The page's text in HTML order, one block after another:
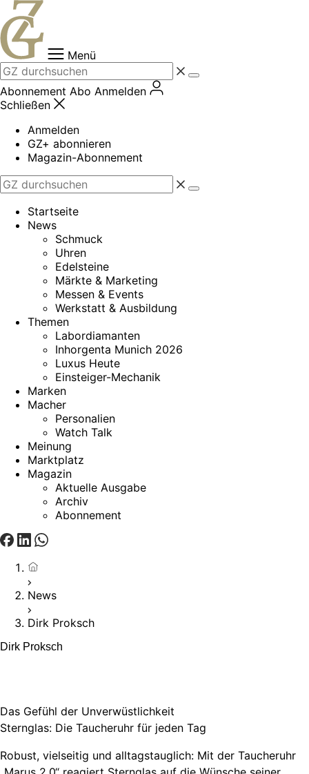
Zum
Inhalt
springen
Menü
Abonnement Abo Anmelden
Schließen
Anmelden
GZ+ abonnieren
Magazin-Abonnement
Startseite
News
Schmuck
Uhren
Edelsteine
Märkte & Marketing
Messen & Events
Werkstatt & Ausbildung
Themen
Labordiamanten
Inhorgenta Munich 2026
Luxus Heute
Einsteiger-Mechanik
Marken
Macher
Personalien
Watch Talk
Meinung
Marktplatz
Magazin
Aktuelle Ausgabe
Archiv
Abonnement
Startseite
News
Dirk Proksch
Dirk Proksch
Das Gefühl der Unverwüstlichkeit
Sternglas: Die Taucheruhr für jeden Tag
Robust, vielseitig und alltagstauglich: Mit der Taucheruhr